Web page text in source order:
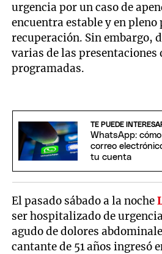
urgencia por un caso de
encuentra estable y en pleno
recuperación. Sin embargo,
varias de las presentaciones
programadas.
TE PUEDE
WhatsApp:
correo
tu cuenta
El pasado sábado a la noche
ser hospitalizado de
agudo de dolores
cantante de 51 años ingresó